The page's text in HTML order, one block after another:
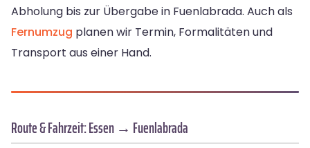
Abholung bis zur Übergabe in Fuenlabrada. Auch als
Fernumzug planen wir Termin, Formalitäten und
Transport aus einer Hand.
Route & Fahrzeit: Essen → Fuenlabrada